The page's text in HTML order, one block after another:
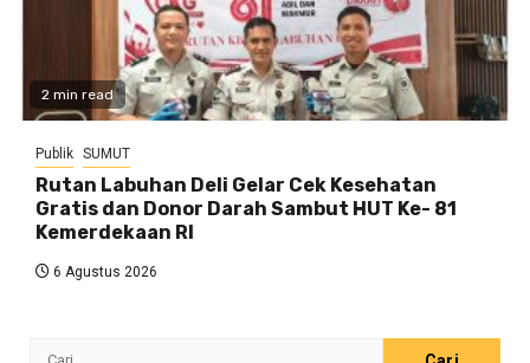
2 min read
Publik SUMUT
Rutan Labuhan Deli Gelar Cek Kesehatan
Gratis dan Donor Darah Sambut HUT Ke- 81
Kemerdekaan RI
6 Agustus 2026
Cari